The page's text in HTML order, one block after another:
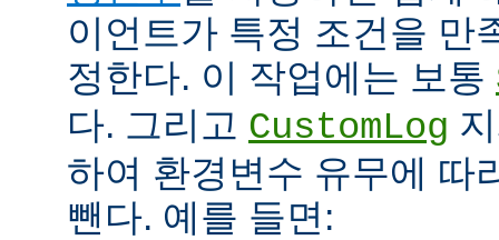
이언트가 특정 조건을 만
정한다. 이 작업에는 보통
다. 그리고 CustomLog
하여 환경변수 유무에 따
뺀다. 예를 들면: